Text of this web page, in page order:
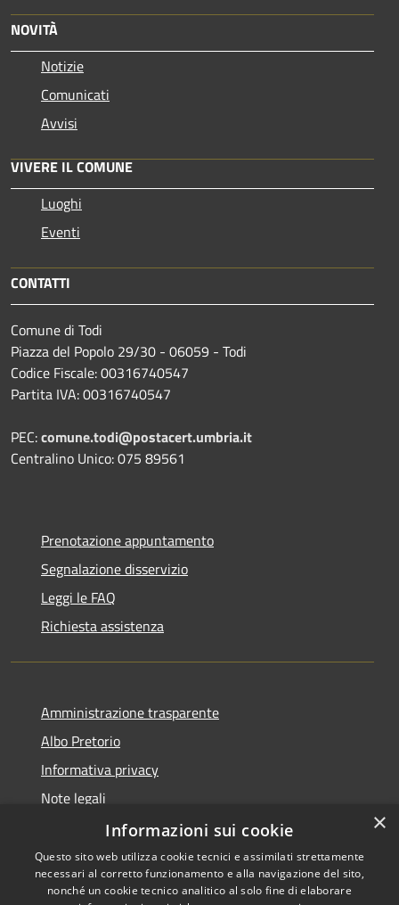
NOVITÀ
Notizie
Comunicati
Avvisi
VIVERE IL COMUNE
Luoghi
Eventi
CONTATTI
Comune di Todi
Piazza del Popolo 29/30 - 06059 - Todi
Codice Fiscale: 00316740547
Partita IVA: 00316740547
PEC:comune.todi@postacert.umbria.it
Centralino Unico: 075 89561
Prenotazione appuntamento
Segnalazione disservizio
Leggi le FAQ
Richiesta assistenza
Amministrazione trasparente
Albo Pretorio
Informativa privacy
Note legali
Dichiarazione di accessibilità
×
Informazioni sui cookie
Questo sito web utilizza cookie tecnici e assimilati strettamente
necessari al corretto funzionamento e alla navigazione del sito,
nonché un cookie tecnico analitico al solo fine di elaborare